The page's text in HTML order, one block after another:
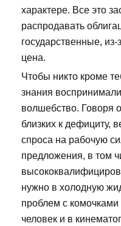
характере. Все это
распродавать
государственные,
цена.
Чтобы никто кроме
знания
волшебство. Говоря
близких к дефициту,
спроса на рабочую
предложения, в том
нужно в холодную
проблем с комочками
человек и в